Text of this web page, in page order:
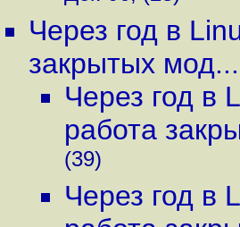
Через год в
закрытых мод...
Через год в
работа
(39)
Через год в